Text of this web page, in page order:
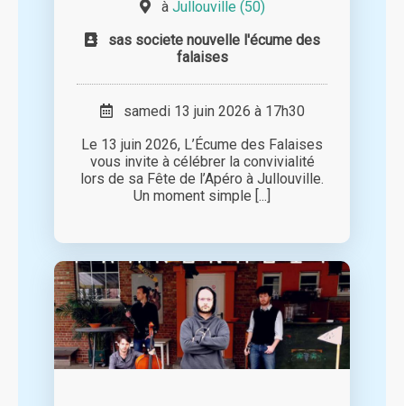
à Jullouville (50)
sas societe nouvelle l'écume des
falaises
samedi 13 juin 2026 à 17h30
Le 13 juin 2026, L’Écume des Falaises
vous invite à célébrer la convivialité
lors de sa Fête de l’Apéro à Jullouville.
Un moment simple [...]